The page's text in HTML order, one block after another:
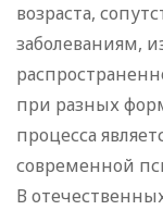
возраста,
заболеваниям,
при разных
процесса
современной
В